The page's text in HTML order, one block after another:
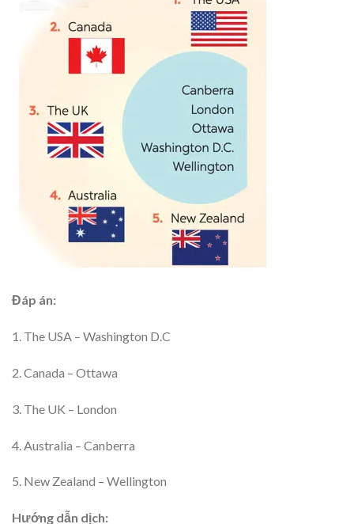
Đáp án:
1. The USA – Washington D.C
2. Canada – Ottawa
3. The UK – London
4. Australia – Canberra
5. New Zealand – Wellington
Hướng dẫn dịch: